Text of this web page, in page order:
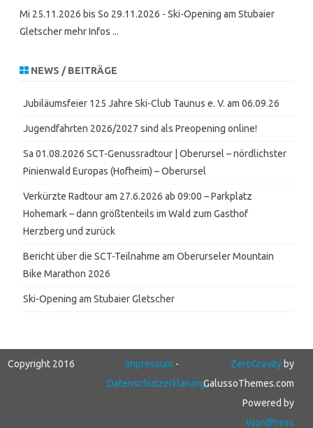
Mi 25.11.2026 bis So 29.11.2026 - Ski-Opening am Stubaier
Gletscher mehr Infos ...
NEWS / BEITRÄGE
Jubiläumsfeier 125 Jahre Ski-Club Taunus e. V. am 06.09.26
Jugendfahrten 2026/2027 sind als Preopening online!
Sa 01.08.2026 SCT-Genussradtour | Oberursel – nördlichster
Pinienwald Europas (Hofheim) – Oberursel
Verkürzte Radtour am 27.6.2026 ab 09:00 – Parkplatz
Hohemark – dann größtenteils im Wald zum Gasthof
Herzberg und zurück
Bericht über die SCT-Teilnahme am Oberurseler Mountain
Bike Marathon 2026
Ski-Opening am Stubaier Gletscher
Copyright 2016 Impressum -
Datenschutzerklärung
ZeroGravityby
GalussoThemes.com
Powered by
WordPress